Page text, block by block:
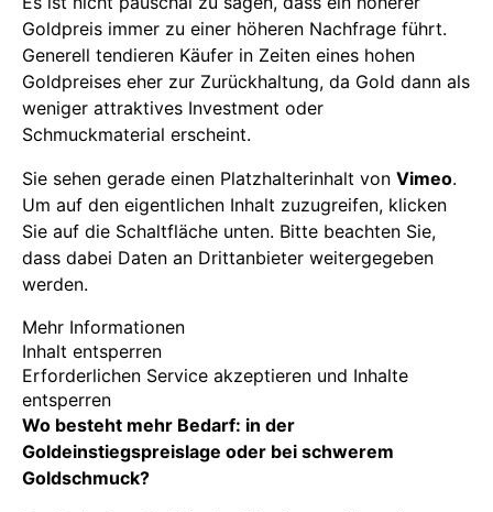
Goldpreis immer zu einer höheren Nachfrage führt.
Generell tendieren Käufer in Zeiten eines hohen
Goldpreises eher zur Zurückhaltung, da Gold dann als
weniger attraktives Investment oder
Schmuckmaterial erscheint.
Sie sehen gerade einen Platzhalterinhalt von Vimeo.
Um auf den eigentlichen Inhalt zuzugreifen, klicken
Sie auf die Schaltfläche unten. Bitte beachten Sie,
dass dabei Daten an Drittanbieter weitergegeben
werden.
Mehr Informationen
Inhalt entsperren
Erforderlichen Service akzeptieren und Inhalte
entsperren
Wo besteht mehr Bedarf: in der
Goldeinstiegspreislage oder bei schwerem
Goldschmuck?